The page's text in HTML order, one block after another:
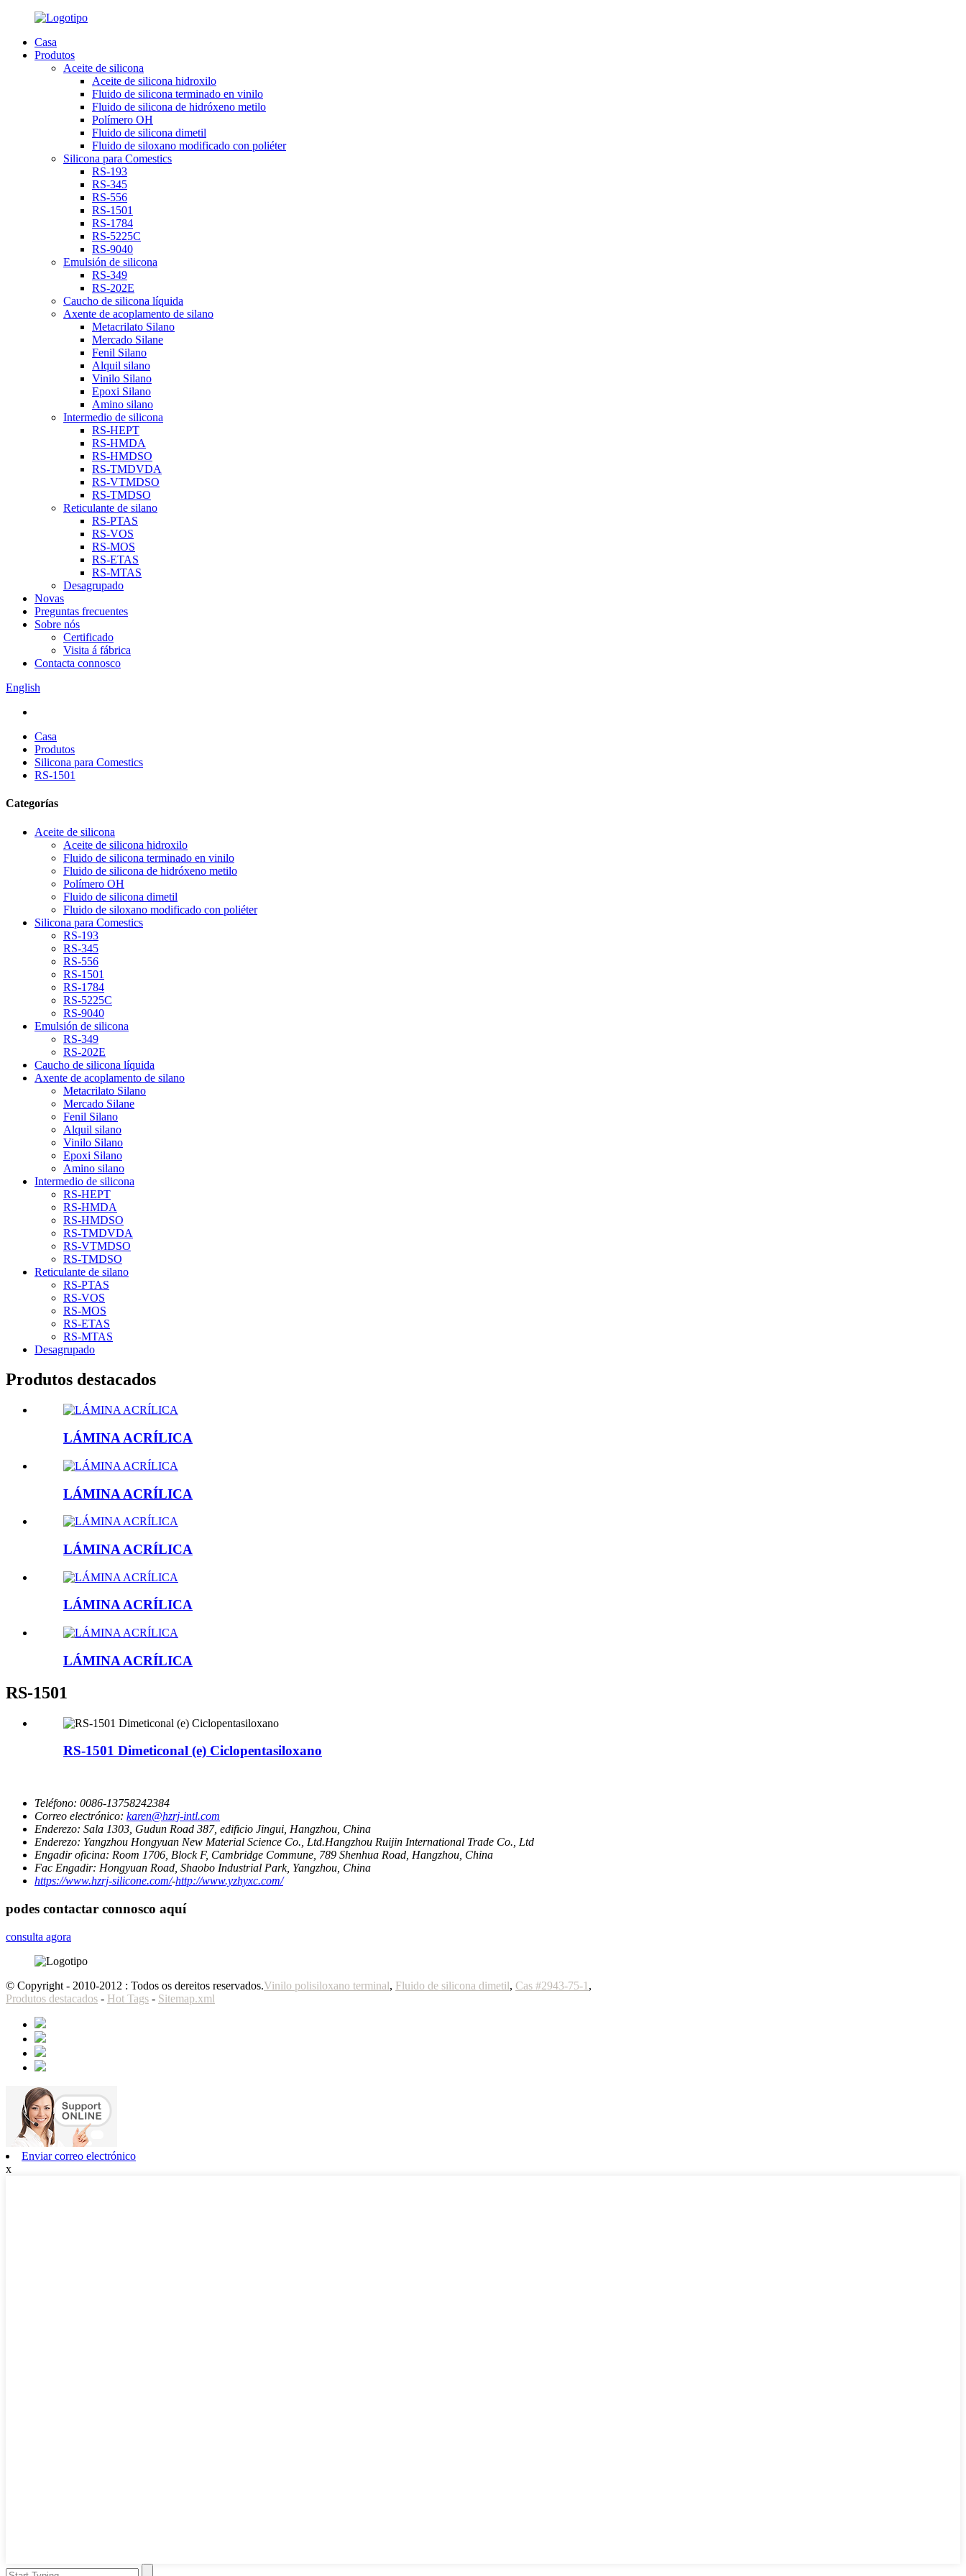
Casa
Produtos
Aceite de silicona
Aceite de silicona hidroxilo
Fluido de silicona terminado en vinilo
Fluido de silicona de hidróxeno metilo
Polímero OH
Fluido de silicona dimetil
Fluido de siloxano modificado con poliéter
Silicona para Comestics
RS-193
RS-345
RS-556
RS-1501
RS-1784
RS-5225C
RS-9040
Emulsión de silicona
RS-349
RS-202E
Caucho de silicona líquida
Axente de acoplamento de silano
Metacrilato Silano
Mercado Silane
Fenil Silano
Alquil silano
Vinilo Silano
Epoxi Silano
Amino silano
Intermedio de silicona
RS-HEPT
RS-HMDA
RS-HMDSO
RS-TMDVDA
RS-VTMDSO
RS-TMDSO
Reticulante de silano
RS-PTAS
RS-VOS
RS-MOS
RS-ETAS
RS-MTAS
Desagrupado
Novas
Preguntas frecuentes
Sobre nós
Certificado
Visita á fábrica
Contacta connosco
English
Casa
Produtos
Silicona para Comestics
RS-1501
Categorías
Aceite de silicona
Aceite de silicona hidroxilo
Fluido de silicona terminado en vinilo
Fluido de silicona de hidróxeno metilo
Polímero OH
Fluido de silicona dimetil
Fluido de siloxano modificado con poliéter
Silicona para Comestics
RS-193
RS-345
RS-556
RS-1501
RS-1784
RS-5225C
RS-9040
Emulsión de silicona
RS-349
RS-202E
Caucho de silicona líquida
Axente de acoplamento de silano
Metacrilato Silano
Mercado Silane
Fenil Silano
Alquil silano
Vinilo Silano
Epoxi Silano
Amino silano
Intermedio de silicona
RS-HEPT
RS-HMDA
RS-HMDSO
RS-TMDVDA
RS-VTMDSO
RS-TMDSO
Reticulante de silano
RS-PTAS
RS-VOS
RS-MOS
RS-ETAS
RS-MTAS
Desagrupado
Produtos destacados
LÁMINA ACRÍLICA
LÁMINA ACRÍLICA
LÁMINA ACRÍLICA
LÁMINA ACRÍLICA
LÁMINA ACRÍLICA
RS-1501
RS-1501 Dimeticonal (e) Ciclopentasiloxano
Teléfono: 0086-13758242384
Correo electrónico: karen@hzrj-intl.com
Enderezo: Sala 1303, Gudun Road 387, edificio Jingui, Hangzhou, China
Enderezo: Yangzhou Hongyuan New Material Science Co., Ltd.Hangzhou Ruijin International Trade Co., Ltd
Engadir oficina: Room 1706, Block F, Cambridge Commune, 789 Shenhua Road, Hangzhou, China
Fac Engadir: Hongyuan Road, Shaobo Industrial Park, Yangzhou, China
https://www.hzrj-silicone.com/-http://www.yzhyxc.com/
podes contactar connosco aquí
consulta agora
© Copyright - 2010-2012 : Todos os dereitos reservados.Vinilo polisiloxano terminal, Fluido de silicona dimetil, Cas #2943-75-1 ,
Produtos destacados - Hot Tags - Sitemap.xml
Enviar correo electrónico
x